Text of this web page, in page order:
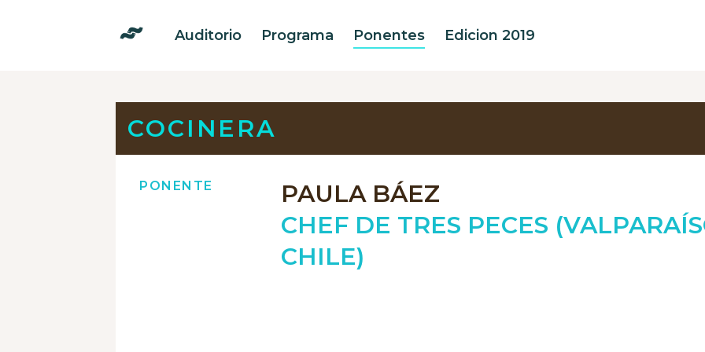
Auditorio Programa Ponentes Edicion 2019
COCINERA
PONENTE
PAULA BÁEZ
CHEF DE TRES PECES
CHILE)